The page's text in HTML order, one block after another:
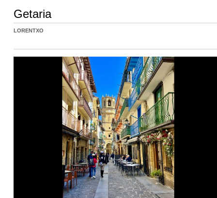
Getaria
LORENTXO